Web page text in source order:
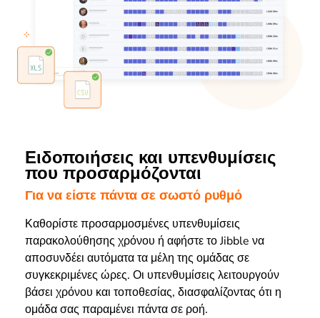
Ειδοποιήσεις και υπενθυμίσεις
που προσαρμόζονται
Για να είστε πάντα σε σωστό ρυθμό
Καθορίστε προσαρμοσμένες υπενθυμίσεις
παρακολούθησης χρόνου ή αφήστε το Jibble να
αποσυνδέει αυτόματα τα μέλη της ομάδας σε
συγκεκριμένες ώρες. Οι υπενθυμίσεις λειτουργούν
βάσει χρόνου και τοποθεσίας, διασφαλίζοντας ότι η
ομάδα σας παραμένει πάντα σε ροή.